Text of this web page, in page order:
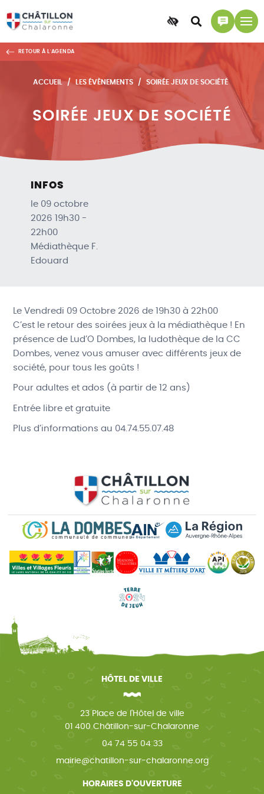
Accessibilité
Accéder
à
la
recherche
Accéder
à
page
contact
ACCUEIL LES ÉVÈNEMENTS SOIRÉE JEUX DE SOCIÉTÉ
SOIRÉE JEUX DE SOCIÉTÉ
RETOUR À L'AGENDA
INFOS
le 09 octobre
2026 19h30 -
22h00
Médiathèque F.
Edouard
Le Vendredi 09 Octobre 2026 de 19h30 à 22h00
C’est le retour des soirées jeux à la médiathèque ! En
présence de
Lud’O Dombes, la ludothèque de la CC
Dombes, venez vous amuser avec différents jeux de
société, pour tous les goûts !
Pour adultes et ados (à partir de 12 ans)
Entrée libre et gratuite
Plus d’informations au 04.74.55.07.48
HÔTEL DE VILLE
23 Place de l'Hôtel de ville
01 400 Châtillon-sur-Chalaronne
04 74 55 04 33
mairie@chatillon-sur-chalaronne.org
HORAIRES D'OUVERTURE